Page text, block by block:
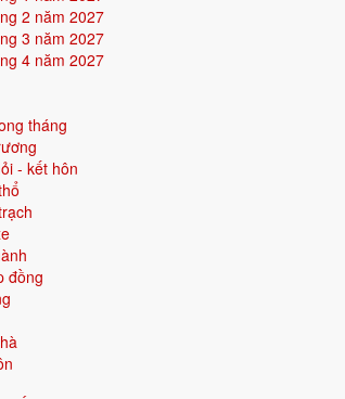
2 năm 2027
3 năm 2027
4 năm 2027
tháng
- kết hôn
đồng
thuộc mệnh
Hướng hợp:Trung tâm, Tây Nam, Đông Bắc.
Kim (1984-2003) - Tài chính, giao thương.
Ngọ - Bình hoà với Thái Tuế.
gì?
Mão